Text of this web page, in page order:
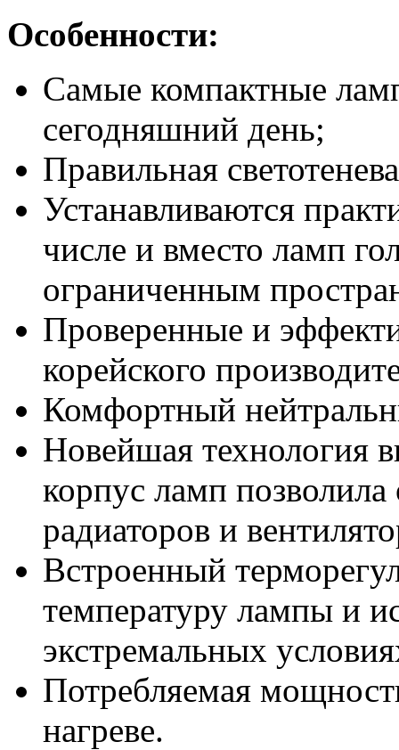
Особенности:
Самые компактные
сегодняшний день;
Правильная
Устанавливаются
числе и вместо ламп
ограниченным
Проверенные и
корейского
Комфортный
Новейшая технология
корпус ламп
радиаторов и
Встроенный
температуру лампы и
экстремальных
Потребляемая
нагреве.